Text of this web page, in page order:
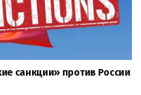
санкции» против России